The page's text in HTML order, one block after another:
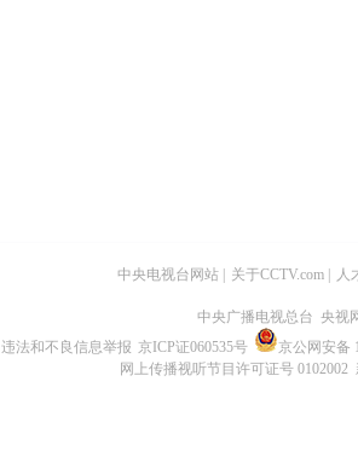
中央电视台网站 关于CCTV.com 人
中央广播电视总台 央视
违法和不良信息举报 京ICP证060535号
京公网安备
网上传播视听节目许可证号 0102002